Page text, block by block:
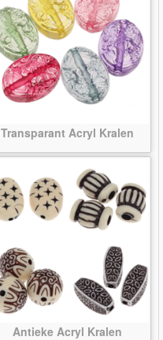
Transparant Acryl Kralen
Antieke Acryl Kralen